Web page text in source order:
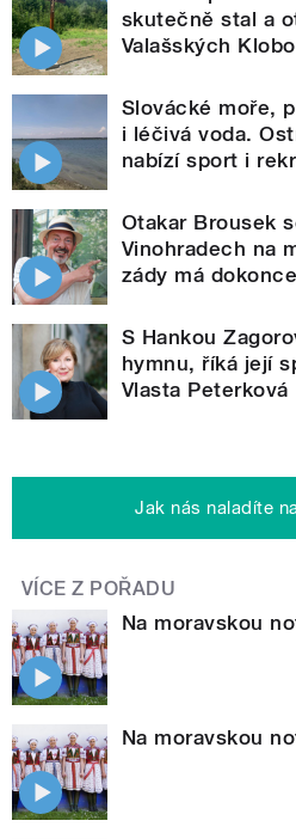
skutečně stal a
Valašských
Slovácké moře,
i léčivá voda.
nabízí sport i
Otakar Brousek
Vinohradech na
zády má
S Hankou
hymnu, říká její
Vlasta Peterková
Jak nás naladíte
VÍCE Z POŘADU
Na moravskou
Na moravskou